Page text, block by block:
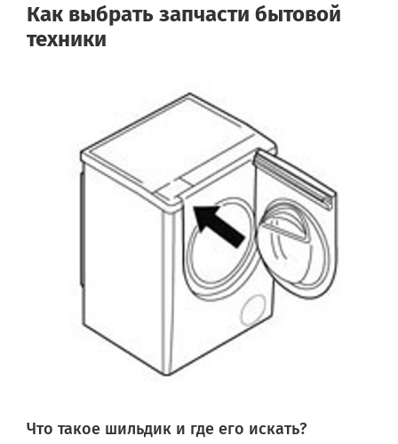
Как выбрать запчасти бытовой
техники
Что такое шильдик и где его искать?